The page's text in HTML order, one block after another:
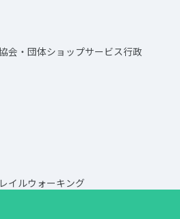
会・団体ショップサービス行政
イルウォーキング